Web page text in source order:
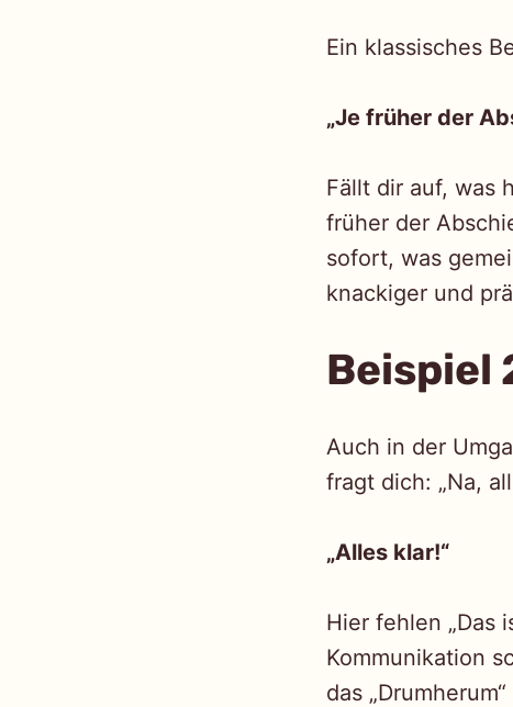
Ein klassisches
„Je früher der
Fällt dir auf, was
früher der
sofort, was
knackiger und
Beispiel
Auch in der
fragt dich: „Na,
„Alles klar!“
Hier fehlen „Das
Kommunikation
das